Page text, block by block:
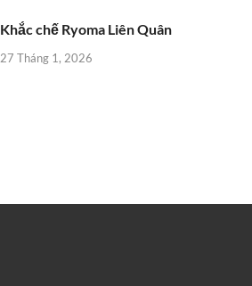
Khắc chế Ryoma Liên Quân
27 Tháng 1, 2026